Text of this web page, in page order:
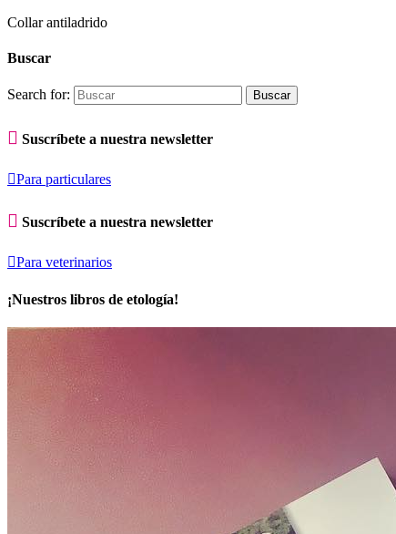
Collar antiladrido
Buscar
Search for:
 Suscríbete a nuestra newsletter
Para particulares
 Suscríbete a nuestra newsletter
Para veterinarios
¡Nuestros libros de etología!